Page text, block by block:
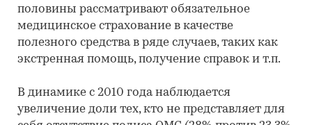
половины рассматривают обязательное
медицинское страхование в качестве
полезного средства в ряде случаев, таких как
экстренная помощь, получение справок и т.п.
В динамике с 2010 года наблюдается
увеличение доли тех, кто не представляет для